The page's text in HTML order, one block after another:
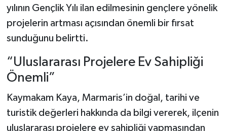
yılının Gençlik Yılı ilan edilmesinin gençlere yönelik
projelerin artması açısından önemli bir fırsat
sunduğunu belirtti.
“Uluslararası Projelere Ev Sahipliği
Önemli”
Kaymakam Kaya, Marmaris’in doğal, tarihi ve
turistik değerleri hakkında da bilgi vererek, ilçenin
uluslararası projelere ev sahipliği yapmasından